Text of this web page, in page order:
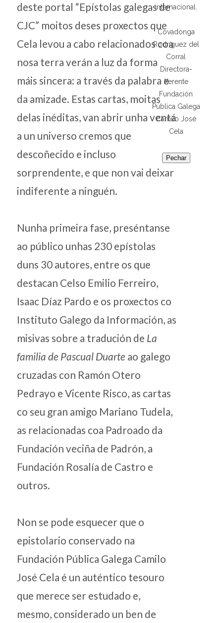
deste portal “Epístolas galegas de
CJC” moitos deses proxectos que
Cela levou a cabo relacionados coa
nosa terra verán a luz da forma
máis sincera: a través da palabra e
da amizade. Estas cartas, moitas
delas inéditas, van abrir unha ventá
a un universo cremos que
descoñecido e incluso
sorprendente, e que non vai deixar
indiferente a ninguén.
Nunha primeira fase, preséntanse
ao público unhas 230 epístolas
duns 30 autores, entre os que
destacan Celso Emilio Ferreiro,
Isaac Díaz Pardo e os proxectos co
Instituto Galego da Información, as
misivas sobre a tradución de La
familia de Pascual Duarte ao galego
cruzadas con Ramón Otero
Pedrayo e Vicente Risco, as cartas
co seu gran amigo Mariano Tudela,
as relacionadas coa Padroado da
Fundación veciña de Padrón, a
Fundación Rosalía de Castro e
outros.
Non se pode esquecer que o
epistolario conservado na
Fundación Pública Galega Camilo
José Cela é un auténtico tesouro
que merece ser estudado e,
mesmo, considerado un ben de
internacional.
Covadonga
Rodríguez del
Corral
Directora-
Xerente
Fundación
Pública Galega
Camilo José
Cela
Pechar